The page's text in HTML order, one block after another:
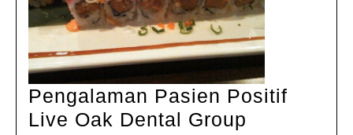
Pengalaman Pasien Positif
Live Oak Dental Group